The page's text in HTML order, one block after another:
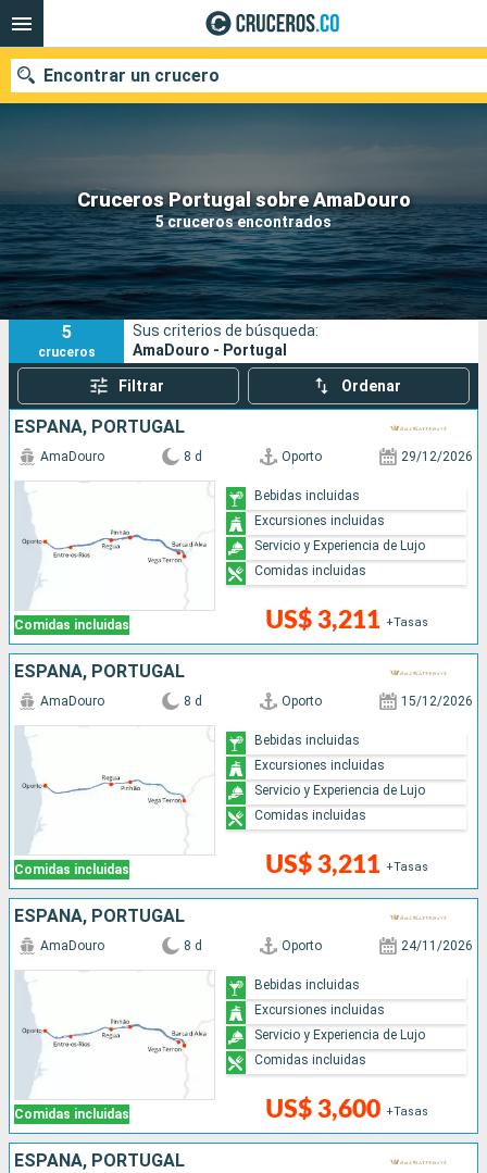
Cruceros Portugal sobre AmaDouro
5 cruceros encontrados
Encontrar un crucero
Fecha de salida
Buscar
5
cruceros
Sus criterios de búsqueda:
AmaDouro - Portugal
Filtrar Ordenar
ESPAÑA, PORTUGAL
Comidas incluidas
AmaDouro 8 d Oporto 29/12/2026
US$ 3,211 +Tasas
Bebidas incluidas
Excursiones incluidas
Servicio y Experiencia de Lujo
Comidas incluidas
ESPAÑA, PORTUGAL
Comidas incluidas
AmaDouro 8 d Oporto 15/12/2026
US$ 3,211 +Tasas
Bebidas incluidas
Excursiones incluidas
Servicio y Experiencia de Lujo
Comidas incluidas
ESPAÑA, PORTUGAL
Comidas incluidas
AmaDouro 8 d Oporto 24/11/2026
US$ 3,600 +Tasas
Bebidas incluidas
Excursiones incluidas
Servicio y Experiencia de Lujo
Comidas incluidas
ESPAÑA, PORTUGAL